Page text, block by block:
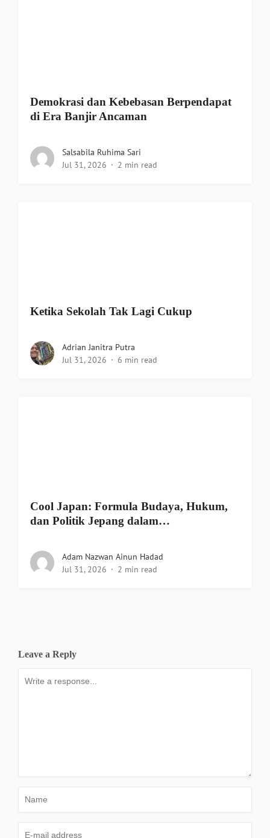
Demokrasi dan Kebebasan Berpendapat
di Era Banjir Ancaman
Salsabila Ruhima Sari
Jul 31, 2026
2 min read
Ketika Sekolah Tak Lagi Cukup
Adrian Janitra Putra
Jul 31, 2026
6 min read
Cool Japan: Formula Budaya, Hukum,
dan Politik Jepang dalam…
Adam Nazwan Ainun Hadad
Jul 31, 2026
2 min read
Leave a Reply